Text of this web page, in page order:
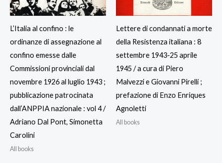
L’Italia al confino : le
ordinanze di assegnazione al
confino emesse dalle
Commissioni provinciali dal
novembre 1926 al luglio 1943 ;
pubblicazione patrocinata
dall’ANPPIA nazionale : vol 4 /
Adriano Dal Pont, Simonetta
Carolini
All books
Lettere di condannati a morte
della Resistenza italiana : 8
settembre 1943-25 aprile
1945 / a cura di Piero
Malvezzi e Giovanni Pirelli ;
prefazione di Enzo Enriques
Agnoletti
All books